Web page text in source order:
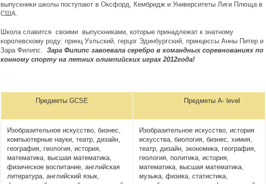
выпускники школы поступают в Оксфорд, Кембридж и Университеты Лиги Плюща в
США.
Школа славится своими выпускниками, которые принадлежат к знатному
королевскому роду: принц Уэльский, герцог Эдинбургский, принцессы Анны Питер и
Зара Филипс. Зара Филипс завоевала серебро в командных соревнованиях по
конному спорту на летних олимпийских играх 2012года!
Предметы GCSE Предметы A- level
Изобразительное искусство, бизнес,
компьютерные науки, театр, дизайн,
география, геология, история,
математика, высшая математика,
физическое воспитание, английская
литература, английский язык,
Изобразительное искусство, история
искусства, биология, бизнес, химия,
театр, дизайн, экономика, география,
геология, политика, история,
математика, высшая математика,
музыка, физика, статистика,